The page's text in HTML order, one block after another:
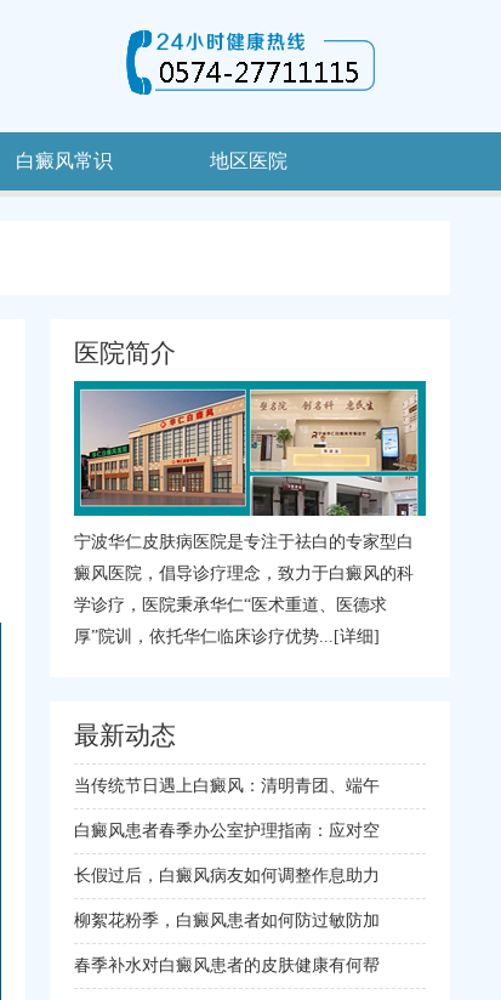
白癜风常识 地区医院
医院简介
宁波华仁皮肤病医院是专注于祛白的专家型白
癜风医院，倡导诊疗理念，致力于白癜风的科
学诊疗，医院秉承华仁“医术重道、医德求
厚”院训，依托华仁临床诊疗优势... [详细]
最新动态
当传统节日遇上白癜风：清明青团、端午
白癜风患者春季办公室护理指南：应对空
长假过后，白癜风病友如何调整作息助力
柳絮花粉季，白癜风患者如何防过敏防加
春季补水对白癜风患者的皮肤健康有何帮